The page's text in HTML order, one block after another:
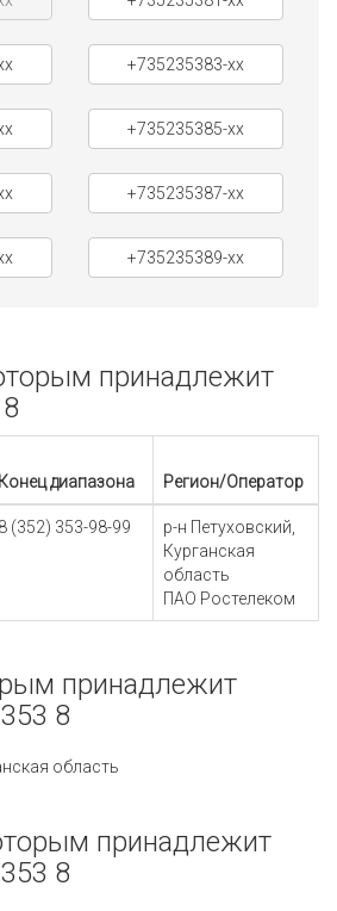
+735235383-xx
+735235385-xx
+735235387-xx
+735235389-xx
принадлежит
Конец диапазона Регион/Оператор
8 (352) 353-98-99
р-н Петуховский,
Курганская
область
ПАО Ростелеком
принадлежит
8
область
принадлежит
8